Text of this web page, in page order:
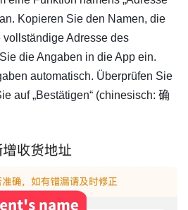
Kopieren Sie den Namen, die
Adresse des
die Angaben in die App ein.
automatisch. Überprüfen Sie
auf „Bestätigen“ (chinesisch: 确